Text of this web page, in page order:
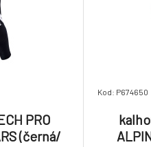
PRO
(černá/
Kod: P674650